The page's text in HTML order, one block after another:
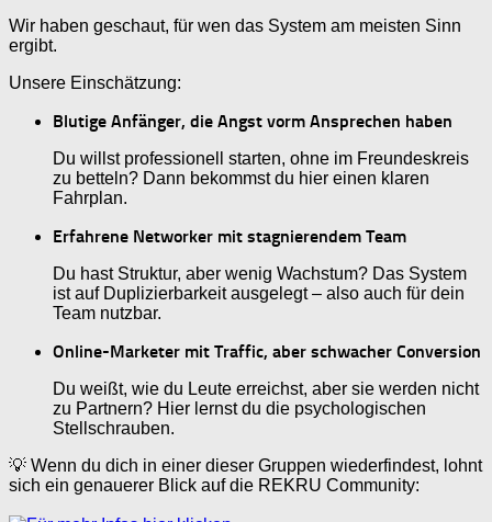
Wir haben geschaut, für wen das System am meisten Sinn
ergibt.
Unsere Einschätzung:
Blutige Anfänger, die Angst vorm Ansprechen haben
Du willst professionell starten, ohne im Freundeskreis
zu betteln? Dann bekommst du hier einen klaren
Fahrplan.
Erfahrene Networker mit stagnierendem Team
Du hast Struktur, aber wenig Wachstum? Das System
ist auf Duplizierbarkeit ausgelegt – also auch für dein
Team nutzbar.
Online-Marketer mit Traffic, aber schwacher Conversion
Du weißt, wie du Leute erreichst, aber sie werden nicht
zu Partnern? Hier lernst du die psychologischen
Stellschrauben.
💡 Wenn du dich in einer dieser Gruppen wiederfindest, lohnt
sich ein genauerer Blick auf die REKRU Community: